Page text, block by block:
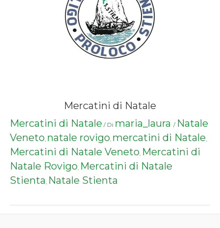
Mercatini di Natale
Mercatini di Natale / Di maria_laura / Natale
Veneto, natale rovigo, mercatini di Natale,
Mercatini di Natale Veneto, Mercatini di
Natale Rovigo, Mercatini di Natale
Stienta, Natale Stienta